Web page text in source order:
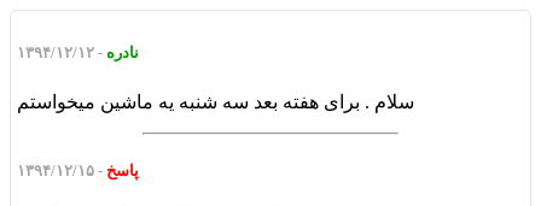
نادره - ۱۳۹۴/۱۲/۱۲
سلام . برای هفته بعد سه شنبه یه ماشین میخواستم
پاسخ - ۱۳۹۴/۱۲/۱۵